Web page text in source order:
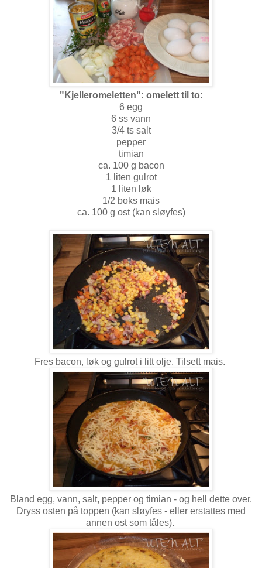
"Kjelleromeletten": omelett til to:
6 egg
6 ss vann
3/4 ts salt
pepper
timian
ca. 100 g bacon
1 liten gulrot
1 liten løk
1/2 boks mais
ca. 100 g ost (kan sløyfes)
Fres bacon, løk og gulrot i litt olje. Tilsett mais.
Bland egg, vann, salt, pepper og timian - og hell dette over.
Dryss osten på toppen (kan sløyfes - eller erstattes med
annen ost som tåles).